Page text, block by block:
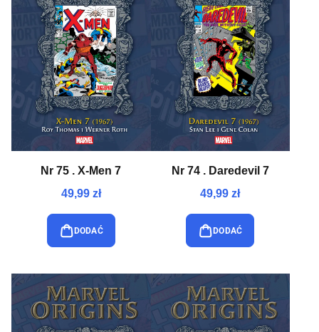
Nr 75 . X-Men 7
49,99 zł
DODAĆ
Nr 74 . Daredevil 7
49,99 zł
DODAĆ